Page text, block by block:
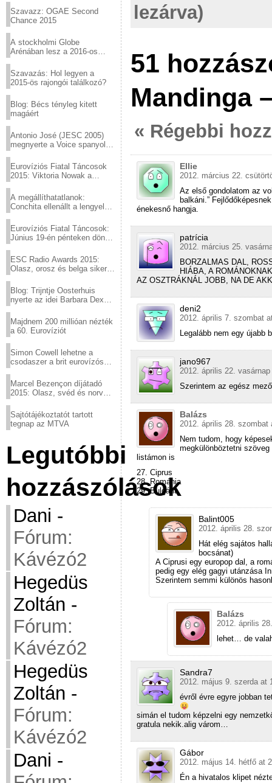
Szavazz: OGAE Second
Chance 2015
A stockholmi Globe
Arénában lesz a 2016-os
Szavazás: Hol legyen a
2015-ös rajongói találkozó?
Blog: Bécs tényleg kitett
magáért
Antonio José (JESC 2005)
megnyerte a Voice spanyol
Eurovíziós Fiatal Táncosok
2015: Viktoria Nowak a
A megállíthatatlanok:
Conchita ellenállt a lengyel
Eurovíziós Fiatal Táncosok:
Június 19-én pénteken döntő
ESC Radio Awards 2015:
Olasz, orosz és belga siker,
Blog: Trijntje Oosterhuis
nyerte az idei Barbara Dex
Majdnem 200 millióan nézték
a 60. Eurovíziót
Simon Cowell lehetne a
csodaszer a brit eurovízós
Marcel Bezençon díjátadó
2015: Olasz, svéd és norvég
Sajtótájékoztatót tartott
tegnap az MTVA
Legutóbbi
hozzászólások
Dani -
Fórum:
Kávézó2
Hegedüs
Zoltán -
Fórum:
Kávézó2
Hegedüs
Zoltán -
Fórum:
Kávézó2
Dani -
lezárva)
51
Mandinga
« Régebbi
Ellie
2012. március 22.
Az első gondolatom az
balkáni.”
énekesnő hangja.
patrícia
2012. március 25.
BORZALMAS DAL,
HIÁBA, A
AZ OSZTRÁKNÁL JOBB, NA DE
deni2
2012. április 7. szombat
Legalább nem egy újabb
jano967
2012. április 22.
Szerintem az egész
Balázs
2012. április 28. szombat
Nem tudom, hogy
megkülönböztetni
listámon is
27. Ciprus
28. Románia
29. Bulgária
Balint005
2012. április 28.
Hát elég sajátos
bocsánat)
A Ciprusi egy europop dal, a
pedig egy elég gagyi utánzása
Szerintem semmi különös
Balázs
2012. április
lehet… de
Sandra7
2012. május 9. szerda at
évről évre egyre jobban
simán el tudom képzelni egy
gratula nekik.alig várom…
Gábor
2012. május 14. hétfő at
Én a hivatalos klipet